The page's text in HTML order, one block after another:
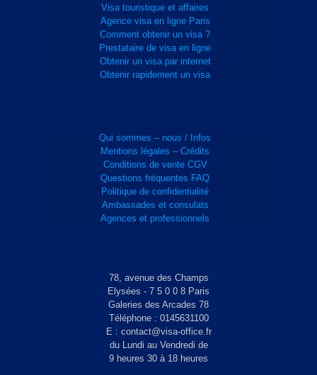
Visa touristique et affaires
Agence visa en ligne Paris
Comment obtenir un visa ?
Prestataire de visa en ligne
Obtenir un visa par internet
Obtenir rapidement un visa
Qui sommes – nous / Infos
Mentions légales – Crédits
Conditions de vente CGV
Questions fréquentes FAQ
Politique de confidentialité
Ambassades et consulats
Agences et professionnels
78, avenue des Champs
Elysées - 7 5 0 0 8 Paris
Galeries des Arcades 78
Téléphone : 0145631100
E : contact@visa-office.fr
du Lundi au Vendredi de
9 heures 30 à 18 heures